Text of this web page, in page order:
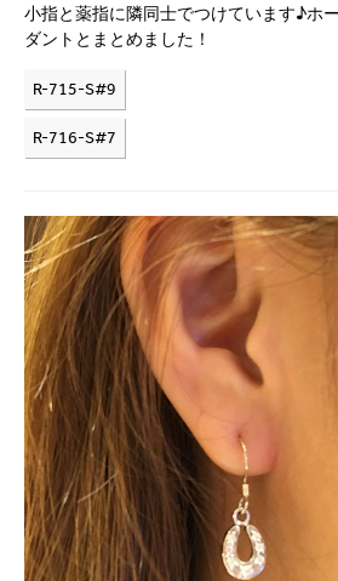
小指と薬指に隣同士でつけています♪ホ
ダントとまとめました！
R-715-S#9
R-716-S#7